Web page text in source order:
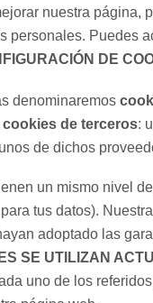
nuestra página,
personales. Puedes
DE
denominaremos
cookies de terceros:
de dichos
un mismo nivel
tus datos).
adoptado las
SE UTILIZAN
uno de los